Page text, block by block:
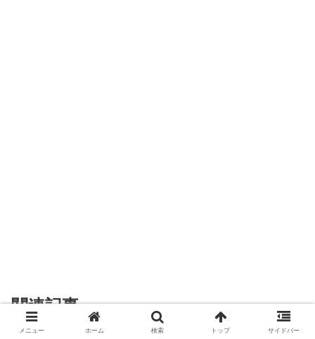
関連記事
メニュー ホーム 検索 トップ サイドバー